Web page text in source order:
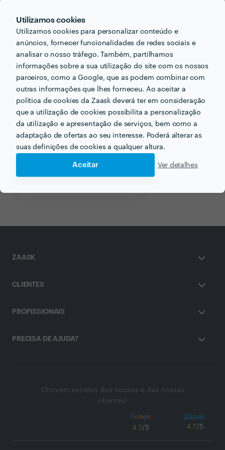
Utilizamos cookies
Utilizamos cookies para personalizar conteúdo e
anúncios, fornecer funcionalidades de redes sociais e
analisar o nosso tráfego. Também, partilhamos
informações sobre a sua utilização do site com os nossos
parceiros, como a Google, que as podem combinar com
outras informações que lhes forneceu. Ao aceitar a
política de cookies da Zaask deverá ter em consideração
que a utilização de cookies possibilita a personalização
da utilização e apresentação de serviços, bem como a
adaptação de ofertas ao seu interesse. Poderá alterar as
suas definições de cookies a qualquer altura.
Aceitar Ver detalhes
Receba várias propostas de profissionais como
Susana Bragançaem poucas horas.
Outros serviços proporcionados por Susana Bragança
Desinfestação em porto
ZAASK
CLIENTES
PROFISSIONAIS
PRECISA DE AJUDA?
Chovem estrelas dos nossos e das nossas
clientes!
4.7/5 4.7/5